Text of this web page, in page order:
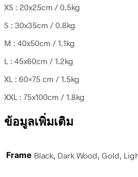
XS : 20x25cm / 0.5kg
S : 30x35cm / 0.8kg
M : 40x50cm / 1.1kg
L : 45x60cm / 1.2kg
XL : 60×75 cm / 1.5kg
XXL : 75x100cm / 1.8kg
ข้อมูลเพิ่มเติม
Frame Black, Dark Wood, Gold,